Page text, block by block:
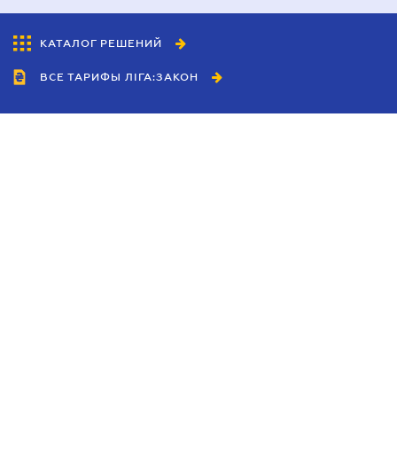
КАТАЛОГ РЕШЕНИЙ
ВСЕ ТАРИФЫ ЛІГА:ЗАКОН